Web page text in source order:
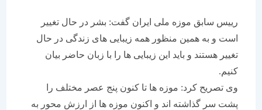
رییس سابق موزه ملی ایران گفت: بشر در حال تغییر
است و به همین منظور همه زیبایی های زندگی در حال
تغییر هستند و باید این زیبایی ها را با زبان حاضر بیان
وی تصریح كرد: موزه ها تا كنون پنج عصر مختلف را
پشت سر گذاشته اند و اكنون موزه ها از ارزش محور به